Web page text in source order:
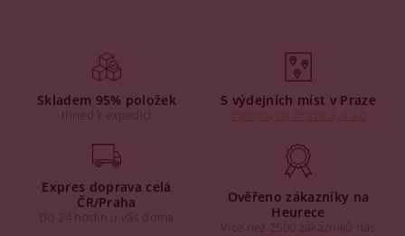
Skladem 95% položek
Ihned k expedici
5 výdejních míst v Praze
Expres doprava celá
ČR/Praha
Do 24 hodin u vás doma
Ověřeno zákazníky na
Heurece
Více než 2500 zákazníků nás